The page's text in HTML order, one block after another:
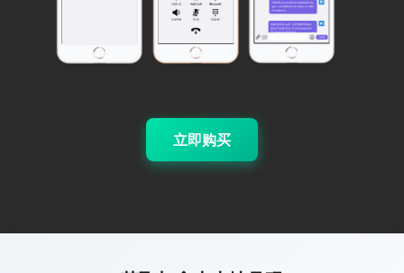
立即购买